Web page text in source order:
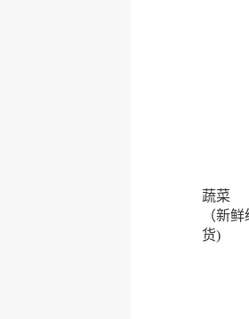
蔬菜
（新鲜
货)